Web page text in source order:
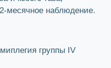
месячное наблюдение.
группы IV